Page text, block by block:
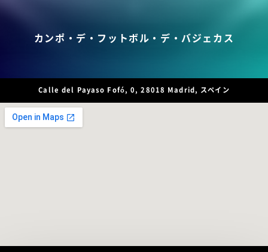
カンポ・デ・フットボル・デ・バジェカス
Calle del Payaso Fofó, 0, 28018 Madrid, スペイン